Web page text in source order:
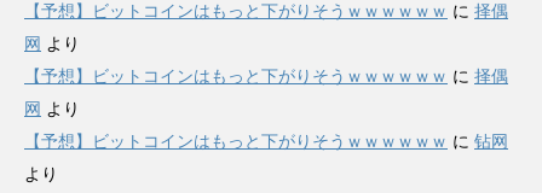
【予想】ビットコインはもっと下がりそうｗｗｗｗｗｗ に 择偶
网 より
【予想】ビットコインはもっと下がりそうｗｗｗｗｗｗ に 择偶
网 より
【予想】ビットコインはもっと下がりそうｗｗｗｗｗｗ に 钻网
より